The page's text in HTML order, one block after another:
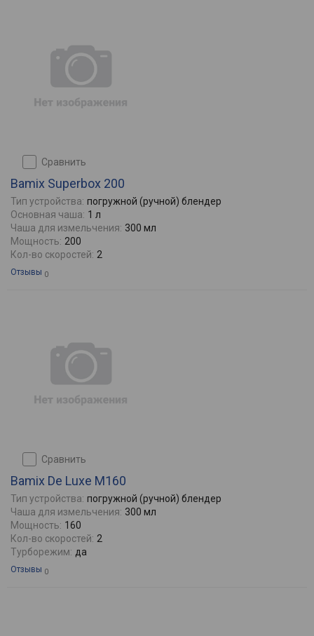
сравнить
Bamix Superbox 200
Тип устройства: погружной (ручной) блендер
Основная чаша: 1 л
Чаша для измельчения: 300 мл
Мощность: 200
Кол-во скоростей: 2
Отзывы 0
сравнить
Bamix De Luxe M160
Тип устройства: погружной (ручной) блендер
Чаша для измельчения: 300 мл
Мощность: 160
Кол-во скоростей: 2
Турборежим: да
Отзывы 0